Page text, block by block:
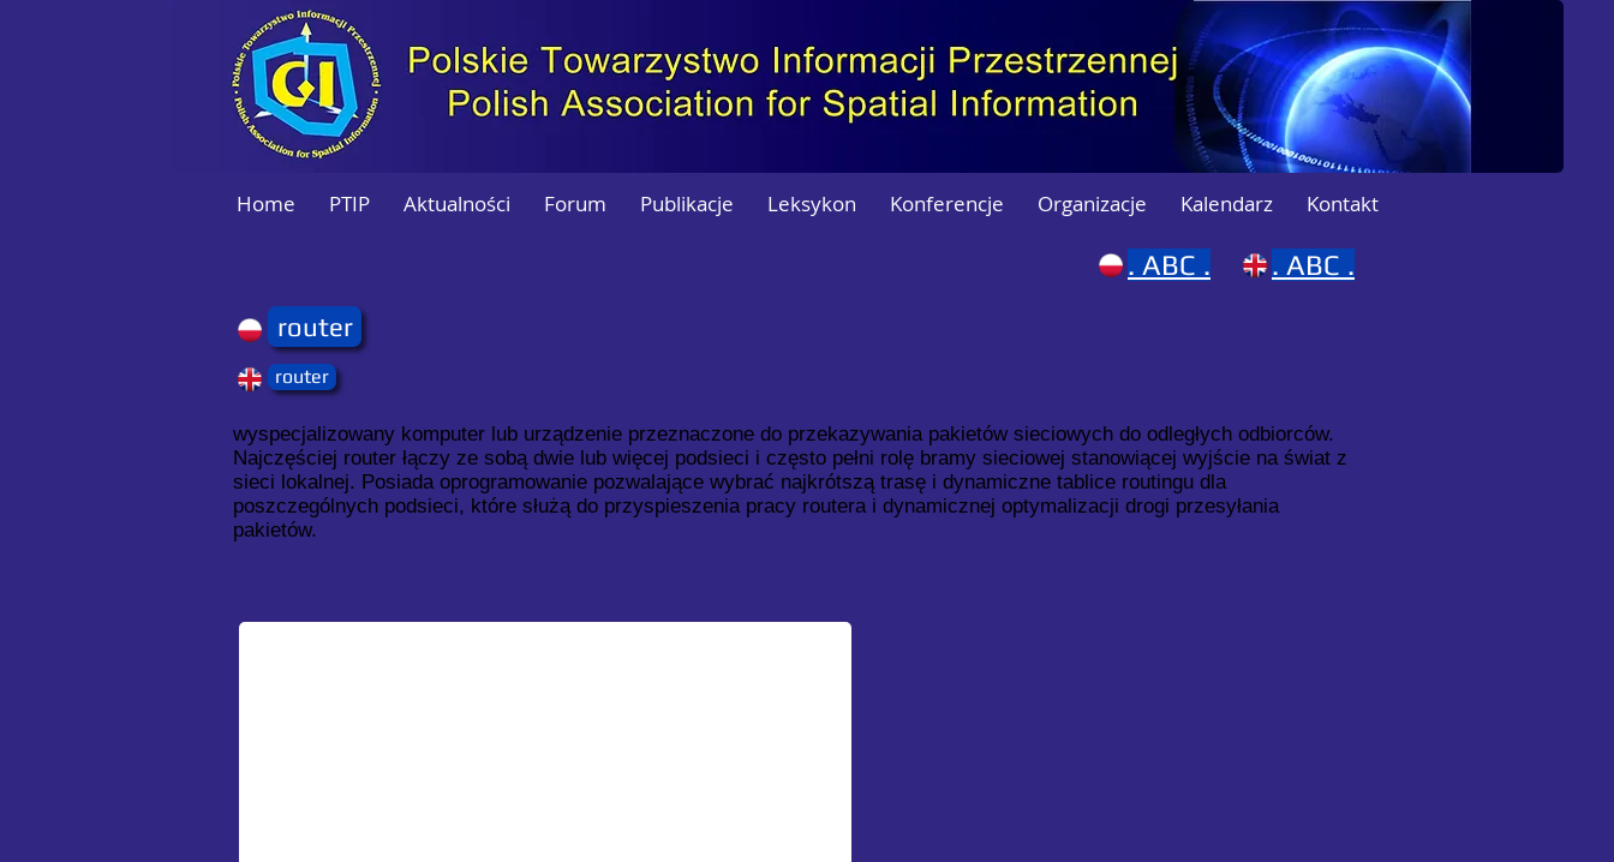
Home PTIP Aktualności Forum Publikacje Leksykon Konferencje Organizacje Kalendarz Kontakt
. ABC . . ABC .
router
router
wyspecjalizowany komputer lub urządzenie przeznaczone do przekazywania pakietów sieciowych do odległych odbiorców.
Najczęściej router łączy ze sobą dwie lub więcej podsieci i często pełni rolę bramy sieciowej stanowiącej wyjście na świat z
sieci lokalnej. Posiada oprogramowanie pozwalające wybrać najkrótszą trasę i dynamiczne tablice routingu dla
poszczególnych podsieci, które służą do przyspieszenia pracy routera i dynamicznej optymalizacji drogi przesyłania
pakietów.